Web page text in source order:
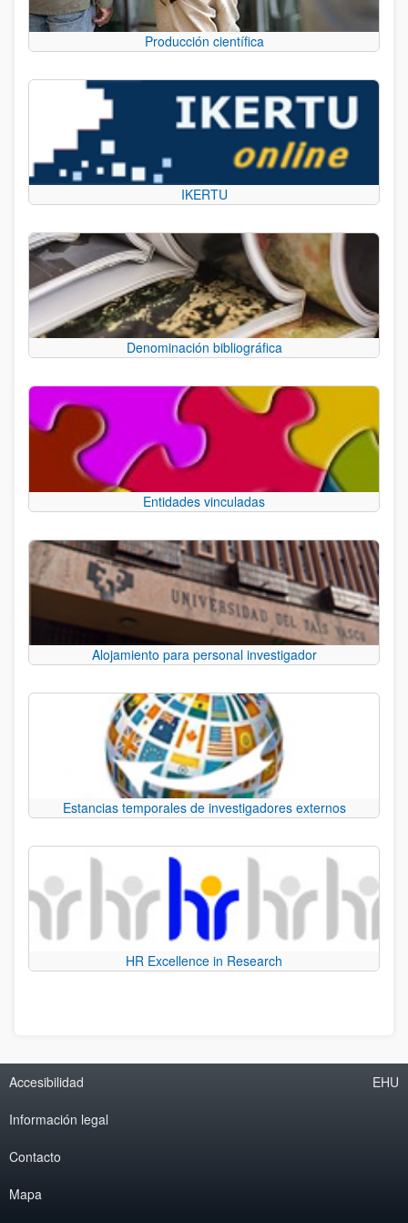
Producción científica
IKERTU
Denominación bibliográfica
Entidades vinculadas
Alojamiento para personal investigador
Estancias temporales de investigadores externos
HR Excellence in Research
Accesibilidad
Información legal
Contacto
Mapa
EHU